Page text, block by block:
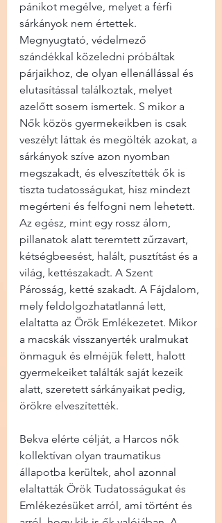
pánikot megélve, melyet a férfi
sárkányok nem értettek.
Megnyugtató, védelmező
szándékkal közeledni próbáltak
párjaikhoz, de olyan ellenállással és
elutasítással találkoztak, melyet
azelőtt sosem ismertek. S mikor a
Nők közös gyermekeikben is csak
veszélyt láttak és megölték azokat, a
sárkányok szíve azon nyomban
megszakadt, és elveszítették ők is
tiszta tudatosságukat, hisz mindezt
megérteni és felfogni nem lehetett.
Az egész, mint egy rossz álom,
pillanatok alatt teremtett zűrzavart,
kétségbeesést, halált, pusztítást és a
világ, kettészakadt. A Szent
Párosság, ketté szakadt. A Fájdalom,
mely feldolgozhatatlanná lett,
elaltatta az Örök Emlékezetet. Mikor
a macskák visszanyerték uralmukat
önmaguk és elméjük felett, halott
gyermekeiket találták saját kezeik
alatt, szeretett sárkányaikat pedig,
örökre elveszítették.
Bekva elérte célját, a Harcos nők
kollektívan olyan traumatikus
állapotba kerültek, ahol azonnal
elaltatták Örök Tudatosságukat és
Emlékezésüket arról, ami történt és